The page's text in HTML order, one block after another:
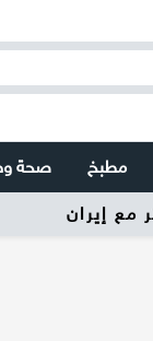
مطبخ صحة
مع إيران